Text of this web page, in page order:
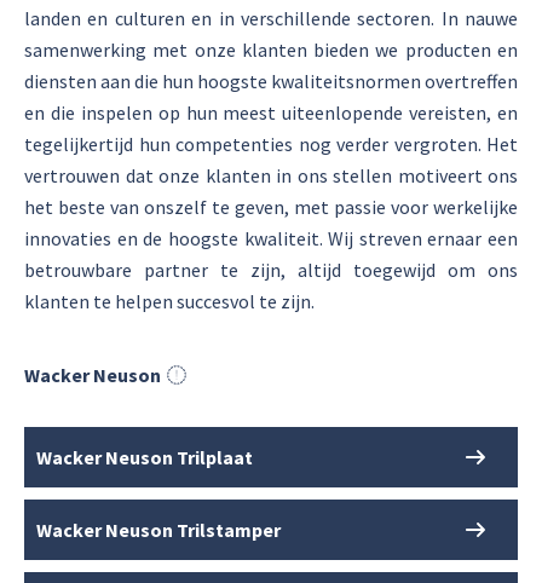
landen en culturen en in verschillende sectoren. In nauwe
samenwerking met onze klanten bieden we producten en
diensten aan die hun hoogste kwaliteitsnormen overtreffen
en die inspelen op hun meest uiteenlopende vereisten, en
tegelijkertijd hun competenties nog verder vergroten. Het
vertrouwen dat onze klanten in ons stellen motiveert ons
het beste van onszelf te geven, met passie voor werkelijke
innovaties en de hoogste kwaliteit. Wij streven ernaar een
betrouwbare partner te zijn, altijd toegewijd om ons
klanten te helpen succesvol te zijn.
Wacker Neuson
Wacker Neuson Trilplaat
Wacker Neuson Trilstamper